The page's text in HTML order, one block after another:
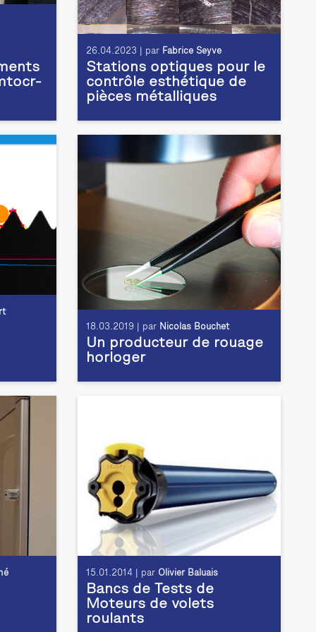
26.04.2023 | par Fabrice Seyve
Stations optiques pour le
contrôle esthétique de
pièces métalliques
18.03.2019 | par
Nicolas Bouchet
Un producteur de rouage
horloger
15.01.2014 | par Olivier Baluais
Bancs de Tests de
Moteurs de volets
roulants